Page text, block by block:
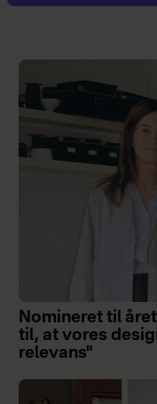
Nomineret til
til, at vores
relevans"